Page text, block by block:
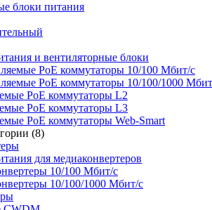
блоки питания
и вентиляторные блоки
PoE коммутаторы 10/100 Мбит/с
PoE коммутаторы 10/100/1000
PoE коммутаторы L2
PoE коммутаторы L3
PoE коммутаторы Web-Smart
(8)
для медиаконвертеров
10/100 Мбит/с
10/100/1000 Мбит/c